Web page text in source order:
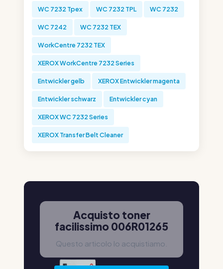
WC 7232 Tpex WC 7232 TPL WC 7232
WC 7242 WC 7232 TEX
WorkCentre 7232 TEX
XEROX WorkCentre 7232 Series
Entwickler gelb XEROX Entwickler magenta
Entwickler schwarz Entwickler cyan
XEROX WC 7232 Series
XEROX Transfer Belt Cleaner
Acquisto toner
facilissimo 006R01265
Questo articolo lo acquistiamo.